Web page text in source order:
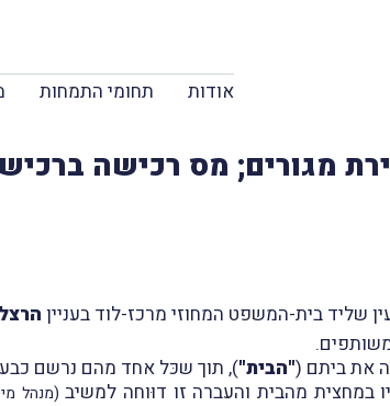
אודות תחומי התמחות
מגורים; מס רכישה
"הבית"), תוך שכּל אחד מהם נרשם
(מנהל